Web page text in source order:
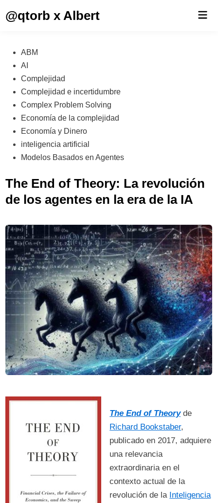
@qtorb x Albert
Publicado
en
ABM
AI
Complejidad
Complejidad e incertidumbre
Complex Problem Solving
Economía de la complejidad
Economía y Dinero
inteligencia artificial
Modelos Basados en Agentes
The End of Theory: La revolución
de los agentes en la era de la IA
The End of Theoryde
Richard Bookstaber,
publicado en 2017, adquiere
una relevancia
extraordinaria en el
contexto actual de la
revolución de la Inteligencia